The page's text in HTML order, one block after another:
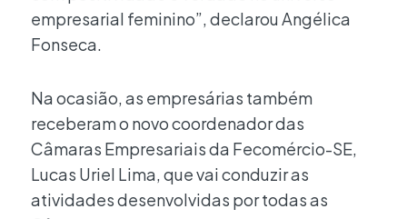
empresarial feminino”, declarou Angélica
Fonseca.
Na ocasião, as empresárias também
receberam o novo coordenador das
Câmaras Empresariais da Fecomércio-SE,
Lucas Uriel Lima, que vai conduzir as
atividades desenvolvidas por todas as